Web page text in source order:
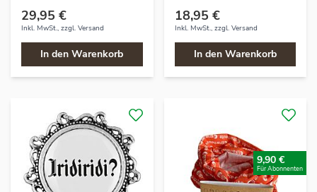
29,95 €
Inkl. MwSt., zzgl. Versand
In den Warenkorb
18,95 €
Inkl. MwSt., zzgl. Versand
In den Warenkorb
9,90 €
Für Abonnenten